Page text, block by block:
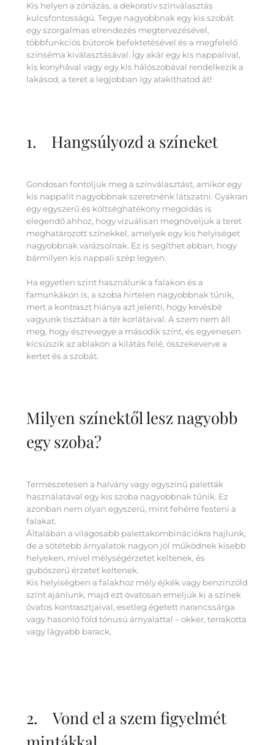
Kis helyen a zónázás, a dekoratív színválasztás
kulcsfontosságú. Tegye nagyobbnak egy kis szobát
egy szorgalmas elrendezés megtervezésével,
többfunkciós bútorok befektetésével és a megfelelő
színséma kiválasztásával. Így akár egy kis nappalival,
kis konyhával vagy egy kis hálószobával rendelkezik a
lakásod, a teret a legjobban így alakíthatod át!
1. Hangsúlyozd a színeket
Gondosan fontoljuk meg a színválasztást, amikor egy
kis nappalit nagyobbnak szeretnénk látszatni. Gyakran
egy egyszerű és költséghatékony megoldás is
elegendő ahhoz, hogy vizuálisan megnöveljük a teret
meghatározott színekkel, amelyek egy kis helyiséget
nagyobbnak varázsolnak. Ez is segíthet abban, hogy
bármilyen kis nappali szép legyen.
Ha egyetlen színt használunk a falakon és a
famunkákon is, a szoba hirtelen nagyobbnak tűnik,
mert a kontraszt hiánya azt jelenti, hogy kevésbé
vagyunk tisztában a tér korlátaival. A szem nem áll
meg, hogy észrevegye a második színt, és egyenesen
kicsúszik az ablakon a kilátás felé, összekeverve a
kertet és a szobát.
Milyen színektől lesz nagyobb
egy szoba?
Természetesen a halvány vagy egyszínű paletták
használatával egy kis szoba nagyobbnak tűnik. Ez
azonban nem olyan egyszerű, mint fehérre festeni a
falakat.
Általában a világosabb palettakombinációkra hajlunk,
de a sötétebb árnyalatok nagyon jól működnek kisebb
helyeken, mivel mélységérzetet keltenek, és
gubószerű érzetet keltenek.
Kis helyiségben a falakhoz mély éjkék vagy benzinzöld
színt ajánlunk, majd ezt óvatosan emeljük ki a színek
óvatos kontrasztjaival, esetleg égetett narancssárga
vagy hasonló föld tónusú árnyalattal – okker, terrakotta
vagy lágyabb barack.
2. Vond el a szem figyelmét